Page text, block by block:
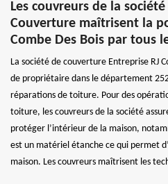
Les couvreurs de la
Couverture maîtrisent la
Combe Des Bois par tous
La société de couverture Entreprise RJ
de propriétaire dans le département
réparations de toiture. Pour des
toiture, les couvreurs de la société
protéger l’intérieur de la maison,
est un matériel étanche ce qui permet
maison. Les couvreurs maîtrisent les